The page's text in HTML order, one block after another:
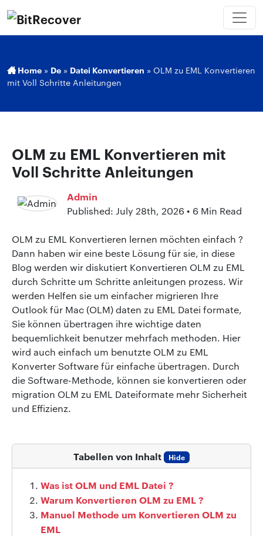
Home » De » Datei Konvertieren » OLM zu EML Konvertieren
mit Voll Schritte Anleitungen
OLM zu EML Konvertieren mit
Voll Schritte Anleitungen
Admin
Published: July 28th, 2026 • 6 Min Read
OLM zu EML Konvertieren lernen möchten einfach ?
Dann haben wir eine beste Lösung für sie, in diese
Blog werden wir diskutiert Konvertieren OLM zu EML
durch Schritte um Schritte anleitungen prozess. Wir
werden Helfen sie um einfacher migrieren Ihre
Outlook für Mac (OLM) daten zu EML Datei formate,
Sie können übertragen ihre wichtige daten
bequemlichkeit benutzer mehrfach methoden. Hier
wird auch einfach um benutzte OLM zu EML
Konverter Software für einfache übertragen. Durch
die Software-Methode, können sie konvertieren oder
migration OLM zu EML Dateiformate mehr Sicherheit
und Effizienz.
Tabellen von Inhalt Hide
Was ist OLM und EML Datei ?
Warum Konvertieren OLM zu EML ?
Manuel Methode um Konvertieren OLM zu
EML